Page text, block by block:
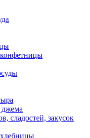
джема
сладостей, закусок